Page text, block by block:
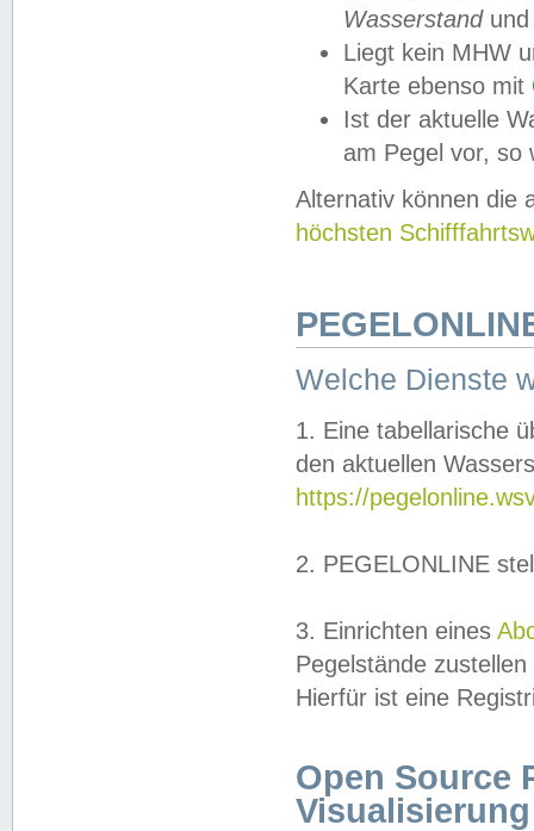
Wasserstandund
Liegt kein MHW
Karte ebenso mit
Ist der aktuelle
am Pegel vor,
Alternativ können die
höchsten
Welche Dienste
1. Eine tabellarische
den aktuellen
https://
2. PEGELONLINE
3. Einrichten eines
Pegelstände
Hierfür ist eine
Open Source
Visualisierung